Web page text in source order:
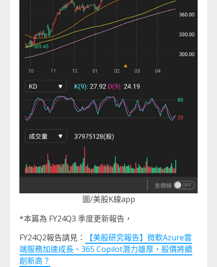
圖/美股K線app
*本篇為 FY24Q3 季度更新報告，
FY24Q2報告請見：
【美股研究報告】微軟Azure雲
端服務加速成長、365 Copilot潛力雄厚，股價將續
創新高？